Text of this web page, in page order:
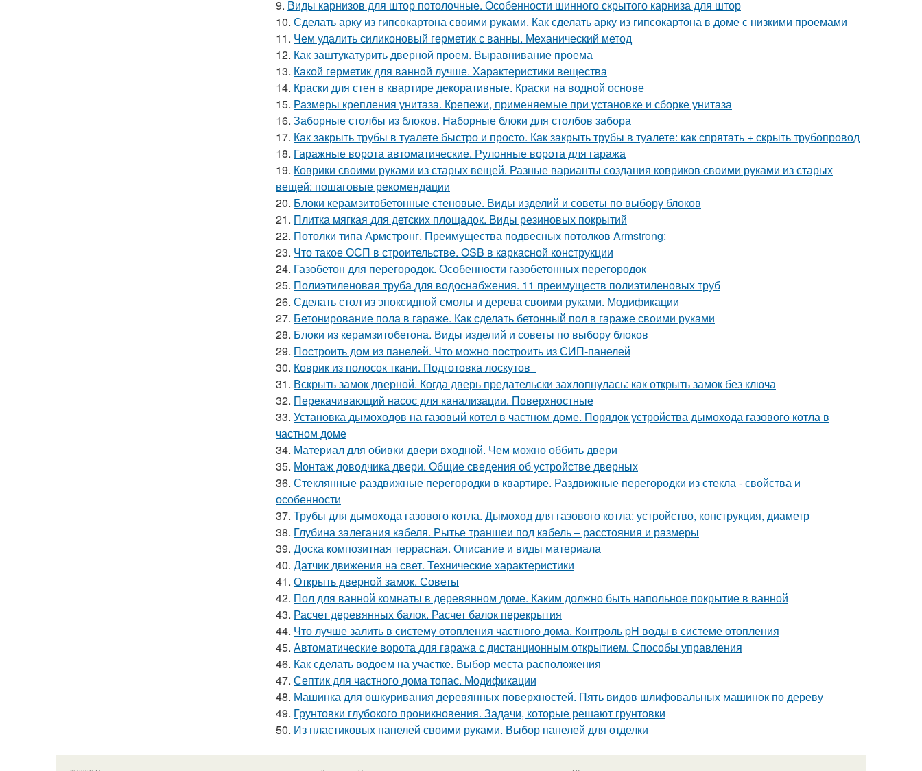
9. Виды карнизов для штор потолочные. Особенности шинного скрытого карниза для штор
10. Сделать арку из гипсокартона своими руками. Как сделать арку из гипсокартона в доме с низкими проемами
11. Чем удалить силиконовый герметик с ванны. Механический метод
12. Как заштукатурить дверной проем. Выравнивание проема
13. Какой герметик для ванной лучше. Характеристики вещества
14. Краски для стен в квартире декоративные. Краски на водной основе
15. Размеры крепления унитаза. Крепежи, применяемые при установке и сборке унитаза
16. Заборные столбы из блоков. Наборные блоки для столбов забора
17. Как закрыть трубы в туалете быстро и просто. Как закрыть трубы в туалете: как спрятать + скрыть трубопровод
18. Гаражные ворота автоматические. Рулонные ворота для гаража
19. Коврики своими руками из старых вещей. Разные варианты создания ковриков своими руками из старых
вещей: пошаговые рекомендации
20. Блоки керамзитобетонные стеновые. Виды изделий и советы по выбору блоков
21. Плитка мягкая для детских площадок. Виды резиновых покрытий
22. Потолки типа Армстронг. Преимущества подвесных потолков Armstrong:
23. Что такое ОСП в строительстве. OSB в каркасной конструкции
24. Газобетон для перегородок. Особенности газобетонных перегородок
25. Полиэтиленовая труба для водоснабжения. 11 преимуществ полиэтиленовых труб
26. Сделать стол из эпоксидной смолы и дерева своими руками. Модификации
27. Бетонирование пола в гараже. Как сделать бетонный пол в гараже своими руками
28. Блоки из керамзитобетона. Виды изделий и советы по выбору блоков
29. Построить дом из панелей. Что можно построить из СИП-панелей
30. Коврик из полосок ткани. Подготовка лоскутов
31. Вскрыть замок дверной. Когда дверь предательски захлопнулась: как открыть замок без ключа
32. Перекачивающий насос для канализации. Поверхностные
33. Установка дымоходов на газовый котел в частном доме. Порядок устройства дымохода газового котла в
частном доме
34. Материал для обивки двери входной. Чем можно оббить двери
35. Монтаж доводчика двери. Общие сведения об устройстве дверных
36. Стеклянные раздвижные перегородки в квартире. Раздвижные перегородки из стекла - свойства и
особенности
37. Трубы для дымохода газового котла. Дымоход для газового котла: устройство, конструкция, диаметр
38. Глубина залегания кабеля. Рытье траншеи под кабель – расстояния и размеры
39. Доска композитная террасная. Описание и виды материала
40. Датчик движения на свет. Технические характеристики
41. Открыть дверной замок. Советы
42. Пол для ванной комнаты в деревянном доме. Каким должно быть напольное покрытие в ванной
43. Расчет деревянных балок. Расчет балок перекрытия
44. Что лучше залить в систему отопления частного дома. Контроль pH воды в системе отопления
45. Автоматические ворота для гаража с дистанционным открытием. Способы управления
46. Как сделать водоем на участке. Выбор места расположения
47. Септик для частного дома топас. Модификации
48. Машинка для ошкуривания деревянных поверхностей. Пять видов шлифовальных машинок по дереву
49. Грунтовки глубокого проникновения. Задачи, которые решают грунтовки
50. Из пластиковых панелей своими руками. Выбор панелей для отделки